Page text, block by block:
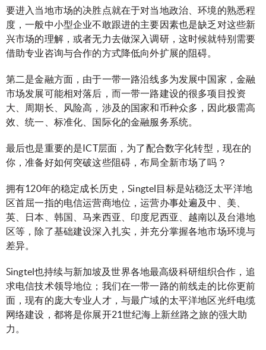
要进入当地市场的决胜点就在于对当地政治、环境的熟悉程
度，一般中小型企业不敢跟进的主要因素也是缺乏对这些新
兴市场的理解，或者无力去做深入调研，这时候就特别需要
借助专业咨询与合作的方式降低向外扩展的阻碍。
第二是金融方面，由于一带一路沿线多为发展中国家，金融
市场发展可能相对落后，而一带一路建设的很多项目投资
大、周期长、风险高，涉及的国家和币种众多，因此极需高
效、统一、标准化、国际化的金融服务系统。
最后也是重要的是ICT层面，为了配合数字化转型，现在的
你，准备好如何突破这些阻碍，布局全新市场了吗？
拥有120年的稳定成长历史，Singtel目标是站稳泛太平洋地
区首屈一指的电信运营商地位，运营办事处遍及中、美、
英、日本、韩国、马来西亚、印度尼西亚、越南以及台港地
区等，除了基础建设深入扎实，并充分掌握各地市场环境与
差异。
Singtel也持续与新加坡及世界各地最高级科研组织合作，追
求电信技术领导地位；我们在一带一路的前线走的比你更前
面，现有的庞大专业人才，与最广域的太平洋地区光纤电缆
网络建设，都将是你展开21世纪海上新丝路之旅的强大助
力。